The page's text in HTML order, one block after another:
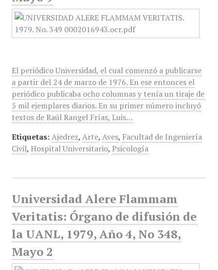
El periódico Universidad, el cual comenzó a publicarse
a partir del 24 de marzo de 1976. En ese entonces el
periódico publicaba ocho columnas y tenía un tiraje de
5 mil ejemplares diarios. En su primer número incluyó
textos de Raúl Rangel Frías, Luis…
Etiquetas: Ajedrez, Arte, Aves, Facultad de Ingeniería
Civil, Hospital Universitario, Psicología
Universidad Alere Flammam
Veritatis: Órgano de difusión de
la UANL, 1979, Año 4, No 348,
Mayo 2